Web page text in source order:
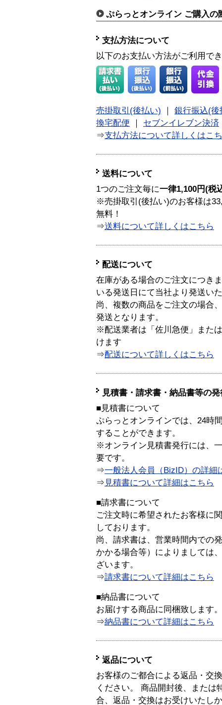
ぷらっとオンライン ご購入の
支払方法について
以下のお支払い方法がご利用で
売掛取引(後払い)
銀行振込(後
換宅配便
セブンイレブン決済
⇒支払方法について詳しくはこ
送料について
1つのご注文毎に一律1,100円(税
※売掛取引(後払い)のお客様は
無料！
⇒送料について詳しくはこちら
配送について
在庫がある場合のご注文につき
いる発送日にて当社より発送い
尚、複数の商品をご注文の場合
発送となります。
※配送業者は「佐川急便」また
けます
⇒配送について詳しくはこちら
見積書・請求書・納品書等の
■見積書について
ぷらっとオンラインでは、24時
することができます。
※オンライン見積書発行には、
要です。
⇒一般法人会員（BizID）の詳細
⇒ 見積書について詳細はこちら
■請求書について
ご注文時に希望されたお客様に
しております。
尚、請求書は、営業時間内での
かかる場合等）によりましては
ざいます。
⇒請求書について詳細はこちら
■納品書について
お届けする商品に同梱致します。
⇒納品書について詳細はこちら
返品について
お客様のご都合による返品・交
ください。 商品開封後、または
合、返品・交換はお受けいたし